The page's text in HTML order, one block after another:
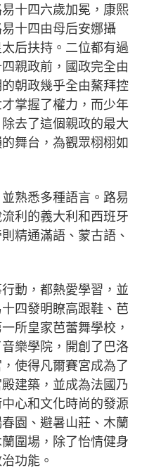
十四六歲加冕，康熙
十四由母后安娜攝
后扶持。二位都有過
親政前，國政完全由
朝政幾乎全由鰲拜控
掌握了權力，而少年
去了這個親政的最大
舞台，為觀眾栩栩如
熟悉多種語言。路易
利的義大利和西班牙
精通滿語、蒙古語、
動，都熱愛學習，並
四發明瞭高跟鞋、芭
所皇家芭蕾舞學校，
樂學院，開創了巴洛
使得凡爾賽宮成為了
建築，並成為法國乃
心和文化時尚的發源
園、避暑山莊、木蘭
圍場，除了怡情健身
功能。